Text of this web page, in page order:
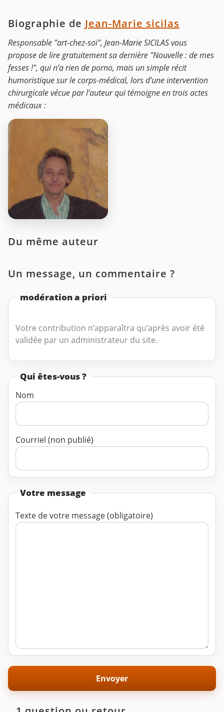
Biographie de Jean-Marie sicilas
Responsable "art-chez-soi", Jean-Marie SICILAS vous
propose de lire gratuitement sa dernière "Nouvelle : de mes
fesses !", qui n’a rien de porno, mais un simple récit
humoristique sur le corps-médical, lors d’une intervention
chirurgicale vécue par l’auteur qui témoigne en trois actes
médicaux :
Du même auteur
Un message, un commentaire ?
modération a priori
Votre contribution n’apparaîtra qu’après avoir été
validée par un administrateur du site.
Qui êtes-vous ?
Nom
Courriel (non publié)
Votre message
Texte de votre message (obligatoire)